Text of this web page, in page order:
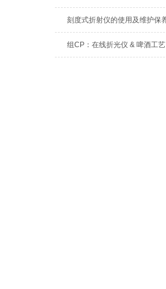
组CP：在线折光仪 & 啤酒工艺